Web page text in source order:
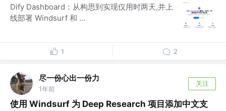
Dify Dashboard：从构思到实现仅用时两天,并上
线部署 Windsurf 和 ...
1 2
尽一份心出一份力
1年前
关注
使用 Windsurf 为 Deep Research 项目添加中文支